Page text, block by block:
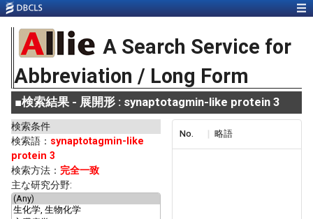
A Search Service for
Abbreviation / Long Form
■検索結果 - 展開形 : synaptotagmin-like protein 3
検索条件
検索語： synaptotagmin-like
protein 3
検索方法： 完全一致
主な研究分野:
No. 略語